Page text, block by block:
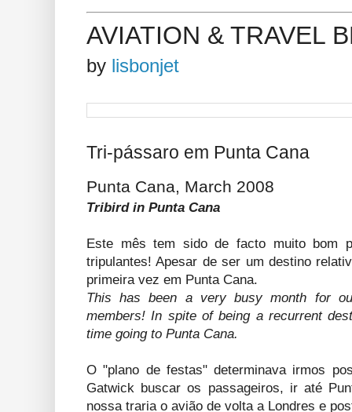
AVIATION & TRAVEL
by lisbonjet
Tri-pássaro em Punta Cana
Punta Cana, March 2008
Tribird in Punta Cana
Este mês tem sido de facto muito bom
tripulantes! Apesar de ser um destino
primeira vez em Punta Cana.
This has been a very busy month for
members! In spite of being a recurrent
time going to Punta Cana.
O "plano de festas" determinava irmos
Gatwick buscar os passageiros, ir até
nossa traria o avião de volta a Londres e